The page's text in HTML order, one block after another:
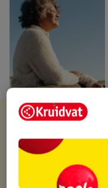
Kruidvat is
Gratis ophalen in de
Op werkdagen voor
Gratis thuisbezorgd